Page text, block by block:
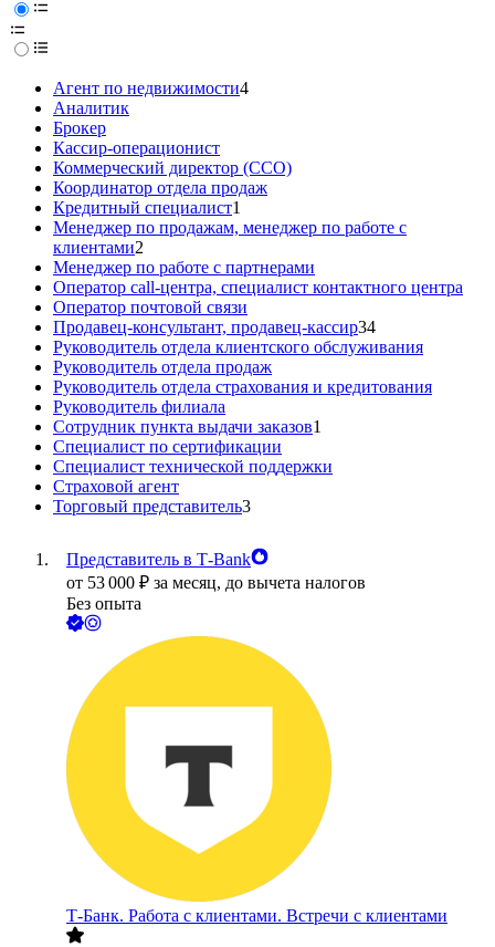
Агент по недвижимости4
Аналитик
Брокер
Кассир-операционист
Коммерческий директор (CCO)
Координатор отдела продаж
Кредитный специалист1
Менеджер по продажам, менеджер по работе с
клиентами2
Менеджер по работе с партнерами
Оператор call-центра, специалист контактного центра
Оператор почтовой связи
Продавец-консультант, продавец-кассир34
Руководитель отдела клиентского обслуживания
Руководитель отдела продаж
Руководитель отдела страхования и кредитования
Руководитель филиала
Сотрудник пункта выдачи заказов1
Специалист по сертификации
Специалист технической поддержки
Страховой агент
Торговый представитель3
Представитель в Т-Bank
от 53 000 ₽ за месяц, до вычета налогов
Без опыта
Т-Банк. Работа с клиентами. Встречи с клиентами